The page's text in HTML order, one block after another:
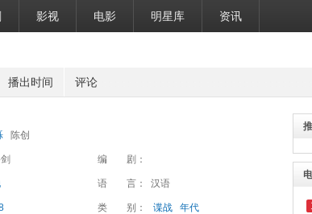
影视 电影 明星库 资讯
播出时间 评论
陈创
编 剧：
语 言： 汉语
类 别： 谍战 年代